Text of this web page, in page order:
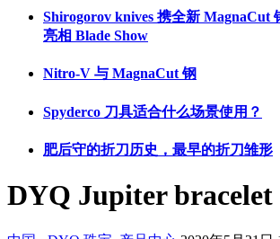
Shirogorov knives 携全新 MagnaCut
亮相 Blade Show
Nitro-V 与 MagnaCut 钢
Spyderco 刀具适合什么场景使用？
肥后守的折刀历史，最早的折刀雏形
DYQ Jupiter bracelet